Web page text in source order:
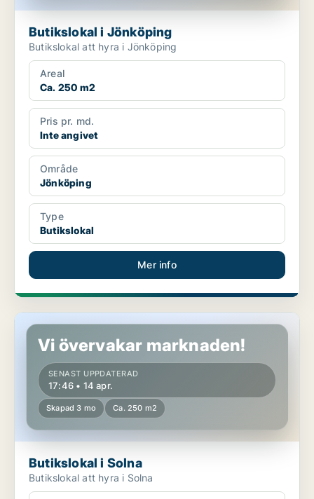
Butikslokal i Jönköping
Butikslokal att hyra i Jönköping
Areal
Ca. 250 m2
Pris pr. md.
Inte angivet
Område
Jönköping
Type
Butikslokal
Mer info
Butikslokal i Solna
Vi övervakar marknaden!
SENAST UPPDATERAD
17:46 • 14 apr.
Skapad 3 mo Ca. 250 m2
Butikslokal i Solna
Butikslokal att hyra i Solna